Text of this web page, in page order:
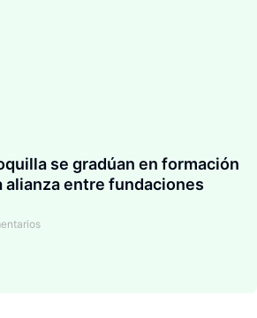
se gradúan en formación
alianza entre fundaciones